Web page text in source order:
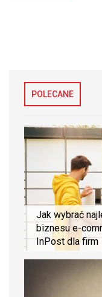
POLECANE
Jak wybrać
biznesu e-
InPost dla firm